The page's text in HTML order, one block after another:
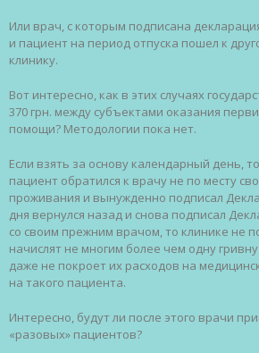
Или врач, с которым подписана
и пациент на период отпуска пошел к
клинику.
Вот интересно, как в этих случаях
370 грн. между субъектами оказания
помощи? Методологии пока нет.
Если взять за основу календарный день,
пациент обратился к врачу не по месту
проживания и вынужденно подписал
дня вернулся назад и снова подписал
со своим прежним врачом, то клинике не
начислят не многим более чем одну
даже не покроет их расходов на
на такого пациента.
Интересно, будут ли после этого врачи
«разовых» пациентов?